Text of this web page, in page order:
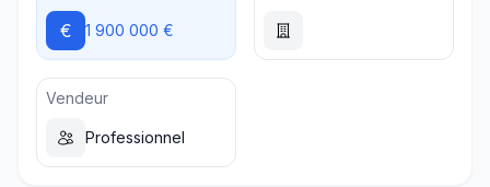
€ 1 900 000 €
Vendeur
Professionnel